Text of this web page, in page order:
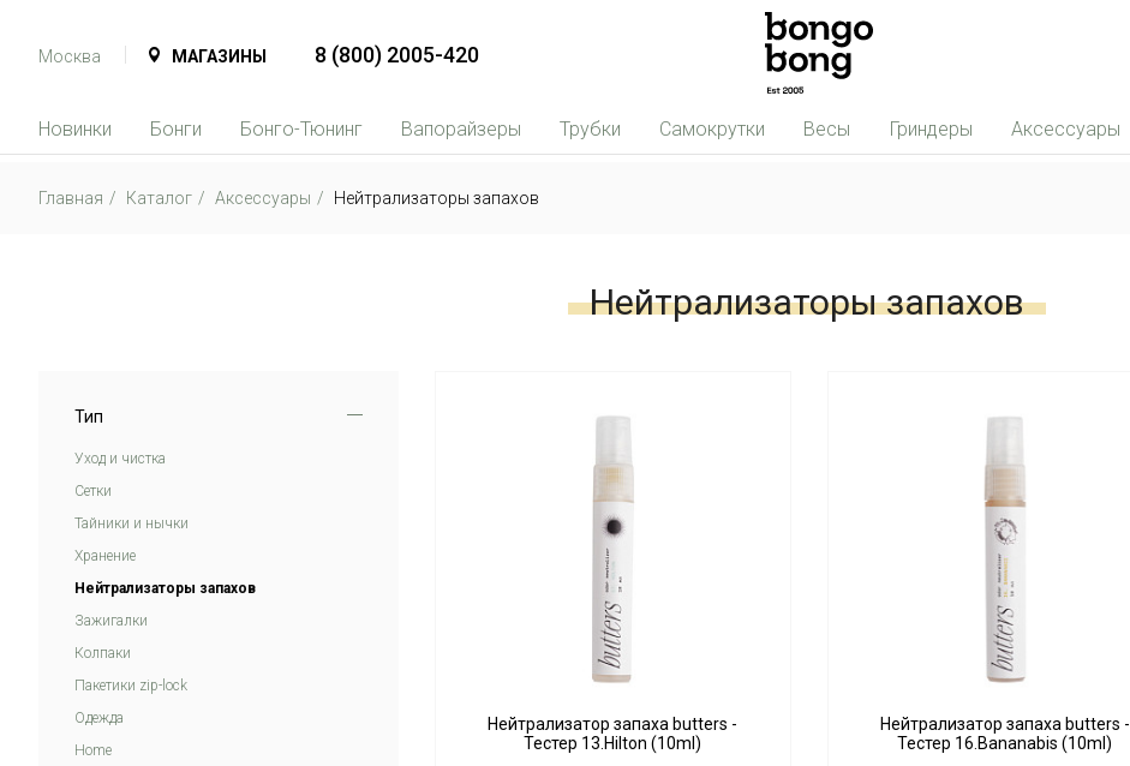
Москва МАГАЗИНЫ 8 (800) 2005-420
Новинки Бонги Бонго-Тюнинг Вапорайзеры Трубки Самокрутки Весы Гриндеры Аксессуары
Главная Каталог Аксессуары Нейтрализаторы запахов
Нейтрализаторы запахов
Тип
Уход и чистка
Сетки
Тайники и нычки
Хранение
Нейтрализаторы запахов
Зажигалки
Колпаки
Пакетики zip-lock
Одежда
Home
Нейтрализатор запаха butters -
Тестер 13.Hilton (10ml)
Нейтрализатор запаха butters -
Тестер 16.Bananabis (10ml)